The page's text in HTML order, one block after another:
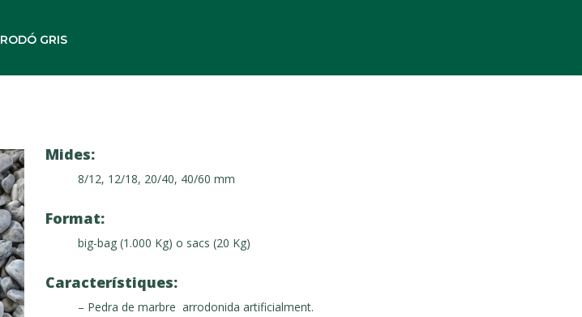
RODÓ GRIS
Mides:
8/12, 12/18, 20/40, 40/60 mm
Format:
big-bag (1.000 Kg) o sacs (20 Kg)
Característiques:
– Pedra de marbre arrodonida artificialment.